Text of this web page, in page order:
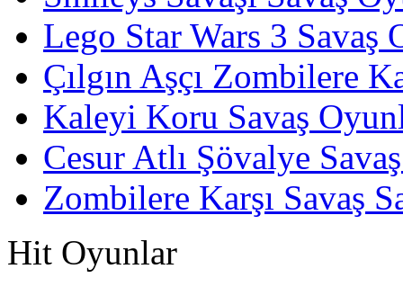
Lego Star Wars 3 Savaş
Çılgın Aşçı Zombilere
Kaleyi Koru Savaş
Cesur Atlı Şövalye
Zombilere Karşı Savaş
Hit Oyunlar